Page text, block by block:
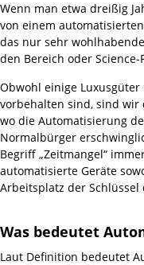
Wenn man etwa dreißig
von einem
das nur sehr
den Bereich oder Science-
Obwohl einige
vorbehalten sind, sind wir
wo die Automatisierung
Normalbürger
Begriff „Zeitmangel“
automatisierte Geräte
Arbeitsplatz der Schlüssel
Was bedeutet
Laut Definition bedeutet